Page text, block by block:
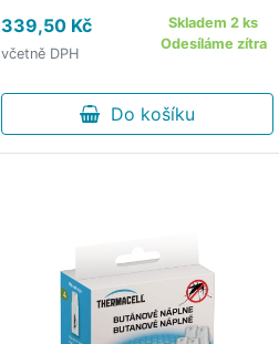
339,50 Kč
včetně DPH
Skladem 2 ks
Odesíláme zítra
Do košíku